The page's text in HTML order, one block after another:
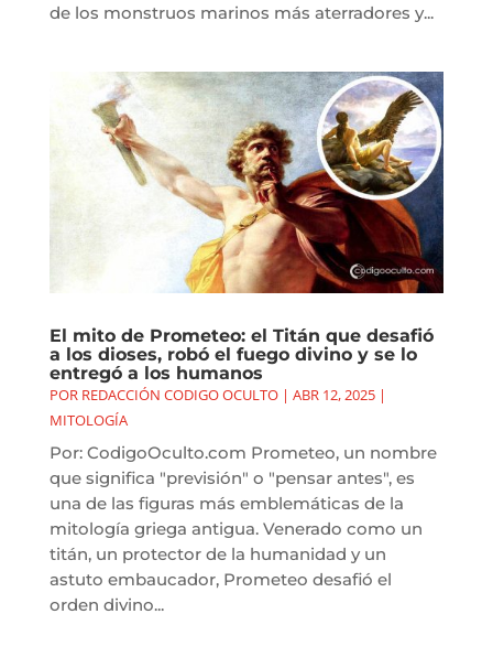
de los monstruos marinos más aterradores y...
El mito de Prometeo: el Titán que desafió
a los dioses, robó el fuego divino y se lo
entregó a los humanos
POR REDACCIÓN CODIGO OCULTO| ABR 12, 2025|
MITOLOGÍA
Por: CodigoOculto.com Prometeo, un nombre
que significa "previsión" o "pensar antes", es
una de las figuras más emblemáticas de la
mitología griega antigua. Venerado como un
titán, un protector de la humanidad y un
astuto embaucador, Prometeo desafió el
orden divino...